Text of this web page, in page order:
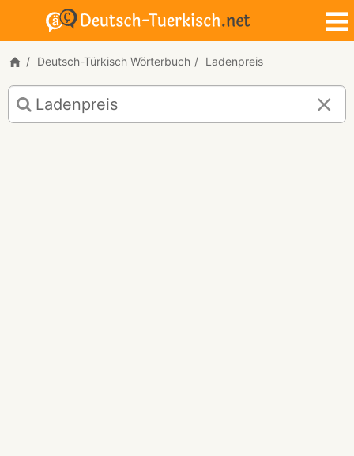
Deutsch-Türkisch Wörterbuch Ladenpreis
Deutsch-
Türkisch
Übersetzung